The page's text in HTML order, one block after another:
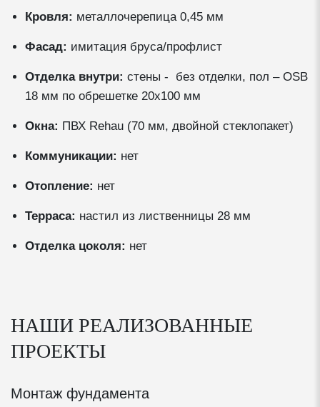
Кровля: металлочерепица 0,45 мм
Фасад: имитация бруса/профлист
Отделка внутри: стены - без отделки, пол – OSB
18 мм по обрешетке 20х100 мм
Окна: ПВХ Rehau (70 мм, двойной стеклопакет)
Коммуникации: нет
Отопление: нет
Терраса: настил из лиственницы 28 мм
Отделка цоколя: нет
НАШИ РЕАЛИЗОВАННЫЕ
ПРОЕКТЫ
Монтаж фундамента